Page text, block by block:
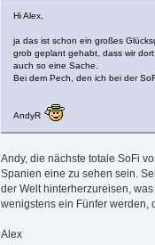
Hi Alex,
ja das ist schon ein großes
grob geplant gehabt, dass wir
auch so eine Sache.
Bei dem Pech, den ich bei der
AndyR
Andy, die nächste totale SoFi
Spanien eine zu sehen sein.
der Welt hinterherzureisen,
wenigstens ein Fünfer werden,
Alex